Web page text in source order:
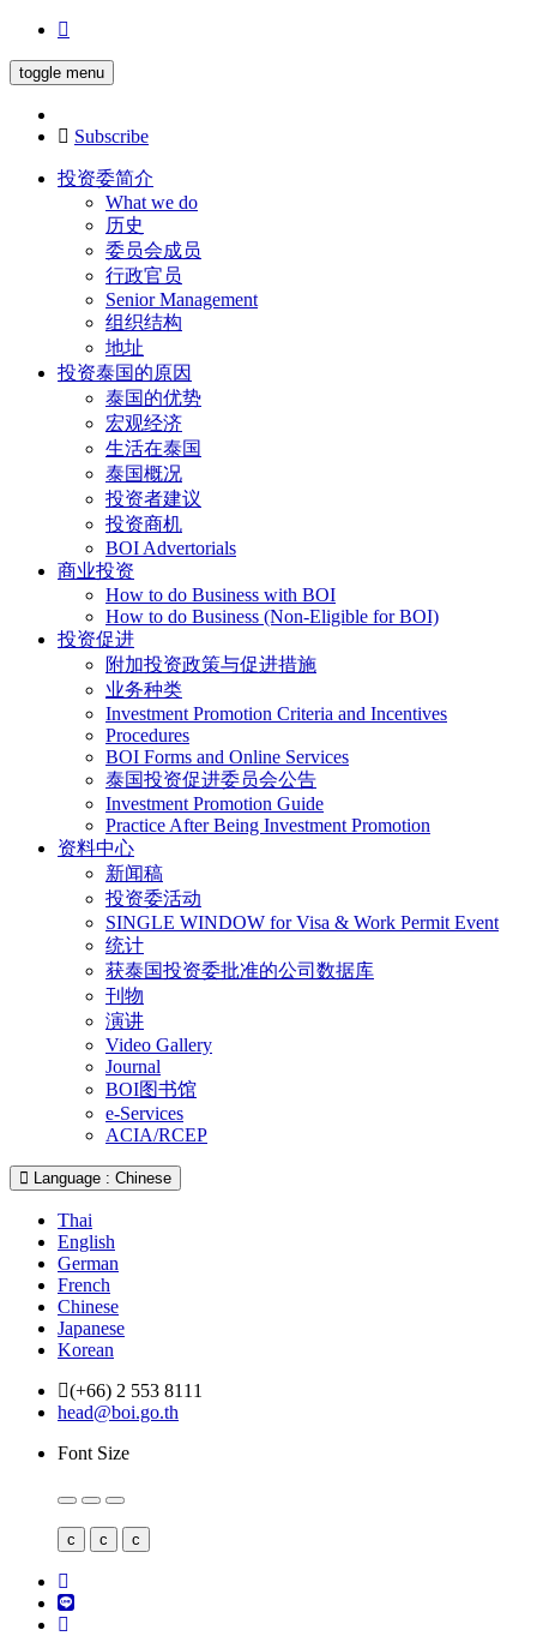
toggle menu
Subscribe
投资委简介
What we do
历史
委员会成员
行政官员
Senior Management
组织结构
地址
投资泰国的原因
泰国的优势
宏观经济
生活在泰国
泰国概况
投资者建议
投资商机
BOI Advertorials
商业投资
How to do Business with BOI
How to do Business (Non-Eligible for BOI)
投资促进
附加投资政策与促进措施
业务种类
Investment Promotion Criteria and Incentives
Procedures
BOI Forms and Online Services
泰国投资促进委员会公告
Investment Promotion Guide
Practice After Being Investment Promotion
资料中心
新闻稿
投资委活动
SINGLE WINDOW for Visa & Work Permit Event
统计
获泰国投资委批准的公司数据库
刊物
演讲
Video Gallery
Journal
BOI图书馆
e-Services
ACIA/RCEP
Language : Chinese
Thai
English
German
French
Chinese
Japanese
Korean
(+66) 2 553 8111
head@boi.go.th
Font Size
c c c